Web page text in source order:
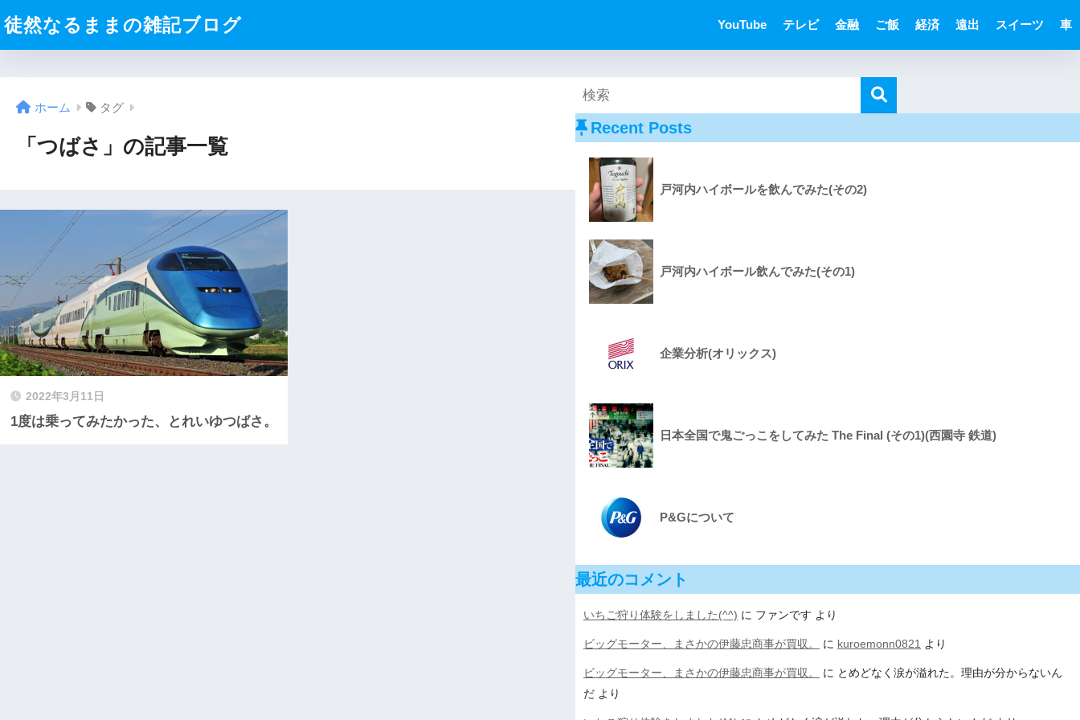
徒然なるままの雑記ブログ YouTube テレビ 金融 ご飯 経済 遠出 スイーツ 車
ホーム タグ
「つばさ」の記事一覧
2022年3月11日
1度は乗ってみたかった、とれいゆつばさ。
Recent Posts
戸河内ハイボールを飲んでみた(その2)
戸河内ハイボール飲んでみた(その1)
企業分析(オリックス)
日本全国で鬼ごっこをしてみた The Final (その1)(西園寺 鉄道)
P&Gについて
最近のコメント
いちご狩り体験をしました(^^) に ファンです より
ビッグモーター、まさかの伊藤忠商事が買収。 に kuroemonn0821 より
ビッグモーター、まさかの伊藤忠商事が買収。 に とめどなく涙が溢れた。理由が分からないん
だ より